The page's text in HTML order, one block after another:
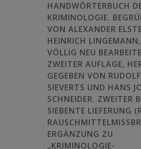
HANDWÖRTERBUCH
KRIMINOLOGIE.
VON ALEXANDER
HEINRICH
VÖLLIG NEU
ZWEITER AUFLAGE,
GEGEBEN VON RUDOLF
SIEVERTS UND HANS
SCHNEIDER. ZWEITER
SIEBENTE LIEFERUNG
ERGÄNZUNG ZU
„KRIMINOLOGIE-